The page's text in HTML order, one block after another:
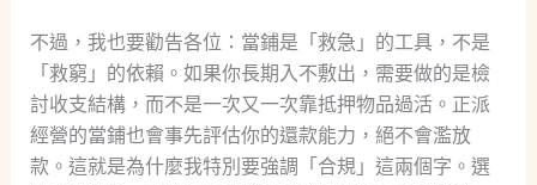
不過，我也要勸告各位：當鋪是「救急」的工具，不是
「救窮」的依賴。如果你長期入不敷出，需要做的是檢
討收支結構，而不是一次又一次靠抵押物品過活。正派
經營的當鋪也會事先評估你的還款能力，絕不會濫放
款。這就是為什麼我特別要強調「合規」這兩個字。選